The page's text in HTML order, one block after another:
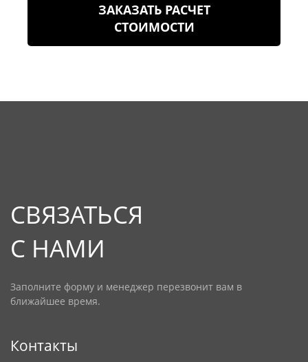
ЗАКАЗАТЬ РАСЧЕТ
СТОИМОСТИ
СВЯЗАТЬСЯ
С НАМИ
Заполните форму и менеджер перезвонит вам в
ближайшее время.
Контакты